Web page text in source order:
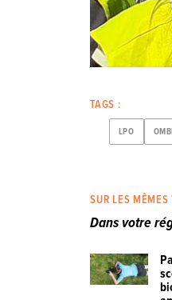
TAGS :
LPO
SUR LES MÊMES
Dans votre